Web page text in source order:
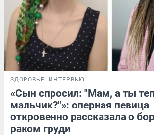
ЗДОРОВЬЕ ИНТЕРВЬЮ
«Сын спросил: "Мам, а ты
мальчик?"»: оперная певица
откровенно рассказала о
раком груди